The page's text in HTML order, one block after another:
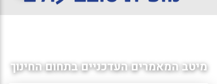
מיטב המאמרים העדכניים בתחום החינוך